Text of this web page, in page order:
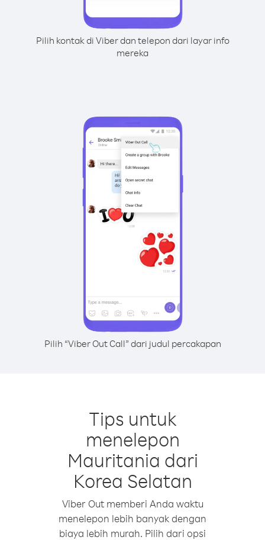
Pilih kontak di Viber dan telepon dari layar info
mereka
Pilih “Viber Out Call” dari judul percakapan
Tips untuk
menelepon
Mauritania dari
Korea Selatan
Viber Out memberi Anda waktu
menelepon lebih banyak dengan
biaya lebih murah. Pilih dari opsi